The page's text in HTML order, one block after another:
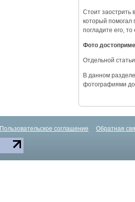
Стоит заострить
который помогал
погладите его,
Фото
Отдельной
В данном
фотографиями
Пользовательское соглашение Обратная